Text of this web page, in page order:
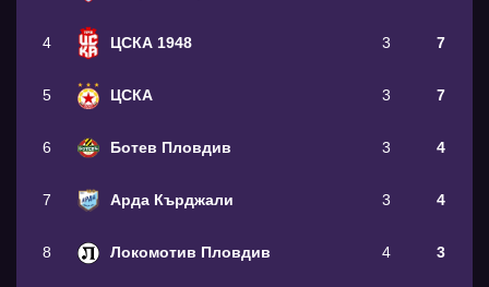
4 ЦСКА 1948 3 7
5 ЦСКА 3 7
6 Ботев Пловдив 3 4
7 Арда Кърджали 3 4
8 Локомотив Пловдив 4 3